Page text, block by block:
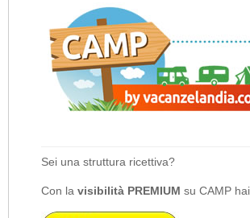
Sei una struttura ricettiva?
Con la visibilità PREMIUM su CAMP